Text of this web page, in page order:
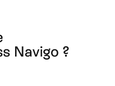
Navigo ?